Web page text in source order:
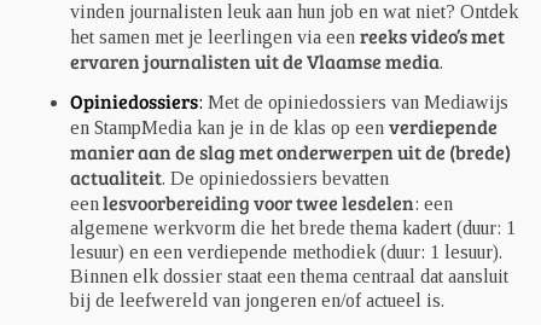
vinden journalisten leuk aan hun job en wat niet? Ontdek
het samen met je leerlingen via een reeks video’s met
ervaren journalisten uit de Vlaamse media.
Opiniedossiers: Met de opiniedossiers van Mediawijs
en StampMedia kan je in de klas op een verdiepende
manier aan de slag met onderwerpen uit de (brede)
actualiteit. De opiniedossiers bevatten
een lesvoorbereiding voor twee lesdelen: een
algemene werkvorm die het brede thema kadert (duur: 1
lesuur) en een verdiepende methodiek (duur: 1 lesuur).
Binnen elk dossier staat een thema centraal dat aansluit
bij de leefwereld van jongeren en/of actueel is.